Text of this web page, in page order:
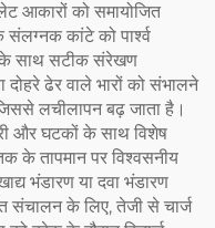
आकारों को समायोजित
कांटे को पार्श्व
के साथ सटीक संरेखण
ढेर वाले भारों को संभालने
लचीलापन बढ़ जाता है।
और घटकों के साथ विशेष
के तापमान पर विश्वसनीय
भंडारण या दवा भंडारण
संचालन के लिए, तेजी से चार्ज